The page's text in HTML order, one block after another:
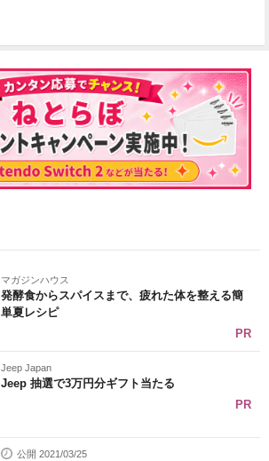
マガジンハウス
発酵食からスパイスまで、疲れた体を整える簡
単夏レシピ
PR
Jeep Japan
Jeep 抽選で3万円分ギフト当たる
PR
公開 2021/03/25